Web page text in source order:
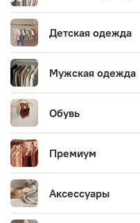
Детская одежда
Мужская одежда
Обувь
Премиум
Аксессуары